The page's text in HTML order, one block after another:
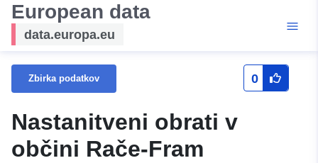
European data
data.europa.eu
Zbirka podatkov 0
Nastanitveni obrati v
občini Rače-Fram